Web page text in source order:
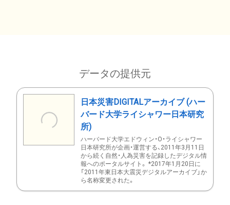
データの提供元
日本災害DIGITALアーカイブ (ハー
バード大学ライシャワー日本研究
所)
ハーバード大学エドウィン・O・ライシャワー
日本研究所が企画・運営する、2011年3月11日
から続く自然・人為災害を記録したデジタル情
報へのポータルサイト。 *2017年1月20日に
「2011年東日本大震災デジタルアーカイブ」か
ら名称変更された。